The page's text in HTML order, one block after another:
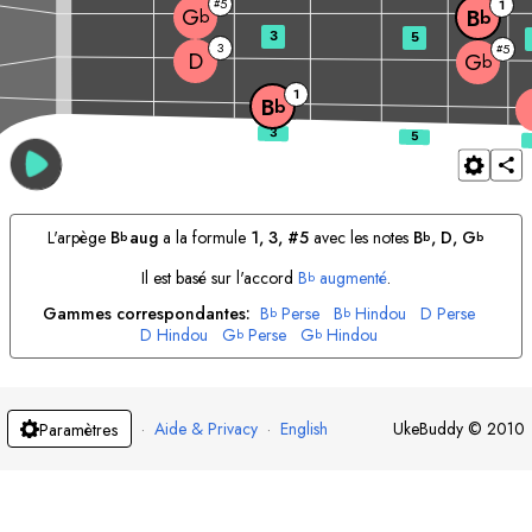
Bb 1
D 3 Gb
#5
Gb Bb 1
3 5
L'arpège Bbauga la formule 1, 3, #5avec les notes Bb, D, Gb
Il est basé sur l'accord Bb augmenté.
Gammes correspondantes: Bb Perse Bb Hindou D Perse
D Hindou Gb Perse Gb Hindou
Paramètres · Aide & Privacy · English UkeBuddy © 2010